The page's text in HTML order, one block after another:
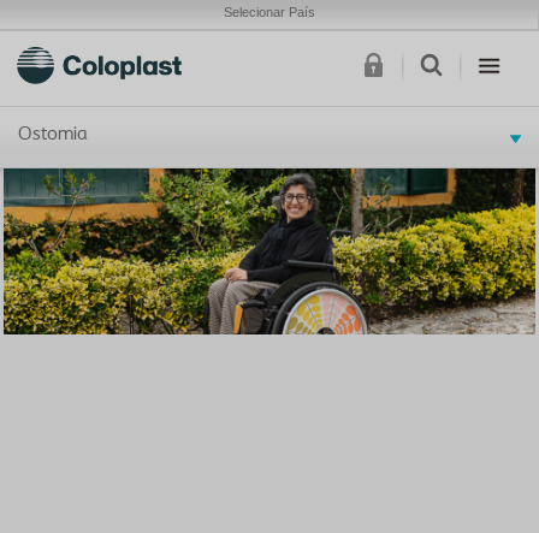
Selecionar País
Ostomia